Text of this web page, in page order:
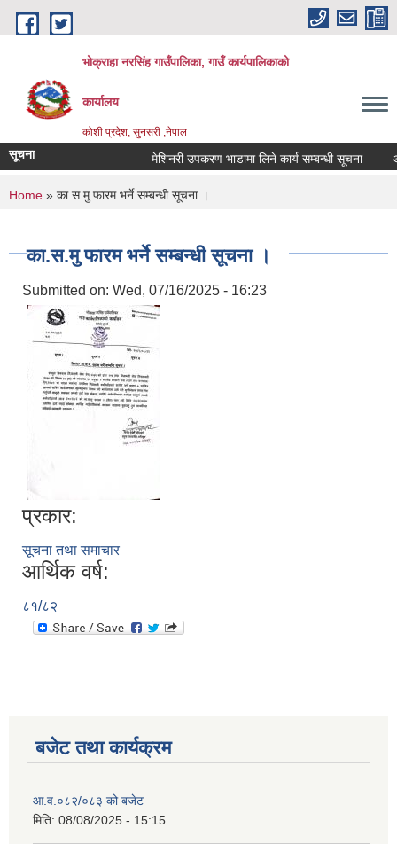
Skip to main content
भोक्राहा नरसिंह गाउँपालिका, गाउँ कार्यपालिकाको
कार्यालय
कोशी प्रदेश, सुनसरी ,नेपाल
सूचना मेशिनरी उपकरण भाडामा लिने कार्य सम्बन्धी सूचना
You are here
Home » का.स.मु फारम भर्ने सम्बन्धी सूचना ।
का.स.मु फारम भर्ने सम्बन्धी सूचना ।
Submitted on: Wed, 07/16/2025 - 16:23
प्रकार:
सूचना तथा समाचार
आर्थिक वर्ष:
८१/८२
बजेट तथा कार्यक्रम
आ.व.०८२/०८३ को बजेट
मिति: 08/08/2025 - 15:15